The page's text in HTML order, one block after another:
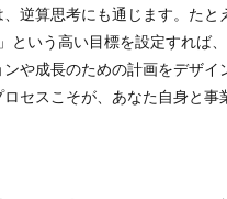
、逆算思考にも通じます。たと
という高い目標を設定すれば
ンや成長のための計画をデザイ
ロセスこそが、あなた自身と事